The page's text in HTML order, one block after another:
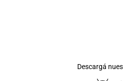
Descargá